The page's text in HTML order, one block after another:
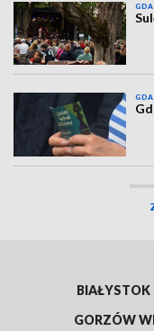
BIAŁYSTOK
GORZÓW